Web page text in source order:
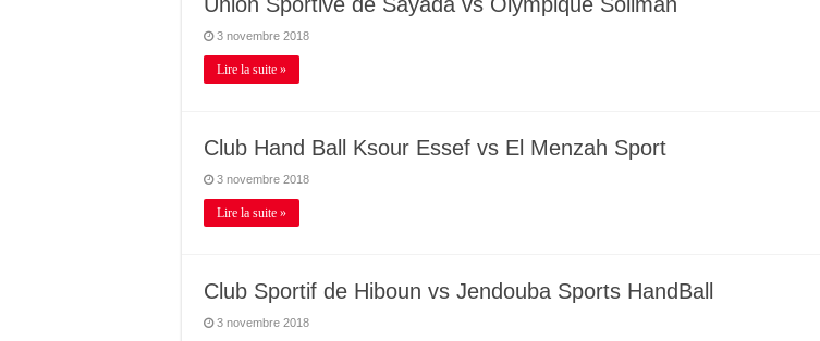
3 novembre 2018
Lire la suite »
Club Hand Ball Ksour Essef vs El Menzah Sport
3 novembre 2018
Lire la suite »
Club Sportif de Hiboun vs Jendouba Sports HandBall
3 novembre 2018